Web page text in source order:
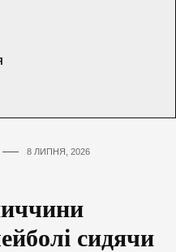
8 ЛИПНЯ, 2026
сидячи